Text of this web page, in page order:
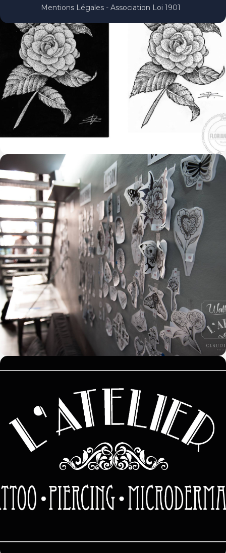
Mentions Légales - Association Loi 1901